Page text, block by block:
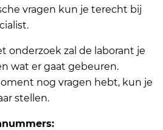
vragen kun je terecht bij
onderzoek zal de laborant je
wat er gaat gebeuren.
nog vragen hebt, kun je
stellen.